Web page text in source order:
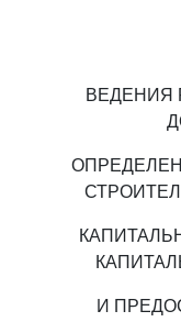
ВЕДЕНИЯ
И